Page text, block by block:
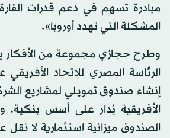
مبادرة تسهم في دعم قدرات
المشكلة التي تهدد أوروبا».
وطرح حجازي مجموعة من
الرئاسة المصري للاتحاد الأفريقي
إنشاء صندوق تمويلي لمشاريع
الأفريقية يُدار على أسس بنكية،